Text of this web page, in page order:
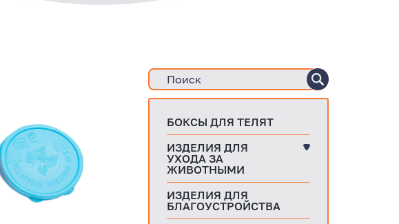
БОКСЫ ДЛЯ ТЕЛЯТ
ИЗДЕЛИЯ ДЛЯ
УХОДА ЗА
ЖИВОТНЫМИ
ИЗДЕЛИЯ ДЛЯ
БЛАГОУСТРОЙСТВА